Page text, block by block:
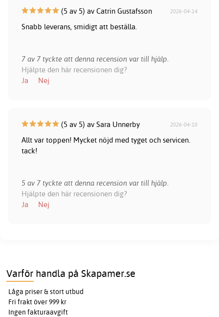
(5 av 5) av Catrin Gustafsson 2026-04-14
Snabb leverans, smidigt att beställa.
7 av 7 tyckte att denna recension var till hjälp.
Hjälpte den här recensionen dig?
Ja
Nej
(5 av 5) av Sara Unnerby 2026-04-10
Allt var toppen! Mycket nöjd med tyget och servicen.
tack!
5 av 7 tyckte att denna recension var till hjälp.
Hjälpte den här recensionen dig?
Ja
Nej
Varför handla på Skapamer.se
Låga priser & stort utbud
Fri frakt över 999 kr
Ingen fakturaavgift